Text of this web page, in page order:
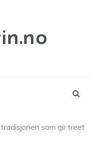
som gir treet